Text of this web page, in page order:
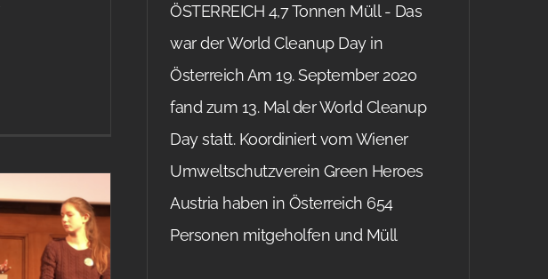
ÖSTERREICH 4,7 Tonnen Müll - Das
war der World Cleanup Day in
Österreich Am 19. September 2020
fand zum 13. Mal der World Cleanup
Day statt. Koordiniert vom Wiener
Umweltschutzverein Green Heroes
Austria haben in Österreich 654
Personen mitgeholfen und Müll